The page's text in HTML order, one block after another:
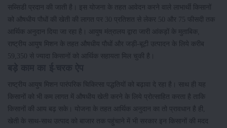
सब्सिडी प्रदान की जाती है। इस योजना के तहत आवेदन करने वाले लाभार्थी किसानों
को औषधीय पौधों की खेती की लागत पर 30 प्रतिशत से लेकर 50 और 75 फीसदी तक
आर्थिक अनुदान दिया जा रहा है। आयुष मंत्रालय द्वारा जारी आंकड़ों के मुताबिक,
राष्ट्रीय आयुष मिशन के तहत औषधीय पौधों और जड़ी-बूटी उत्‍पादन के लिये करीब
59,350 से ज्यादा किसानों को आर्थिक सहायता मिल चुकी है।
राष्ट्रीय आयुष मिशन पारंपरिक चिकित्सा पद्धतियों को बढ़ावा दे रहा है। साथ ही यह
किसानों को भी कम लागत में औषधीय खेती करने के लिये प्रोत्साहित करता है ताकि
किसानों की आय बढ़ सके। योजना के तहत आर्थिक अनुदान का तो प्रावधान है ही,
खेती के साथ-साथ उत्पाद को बाजार तक पहुंचाने में भी सरकार इन किसानों की मदद